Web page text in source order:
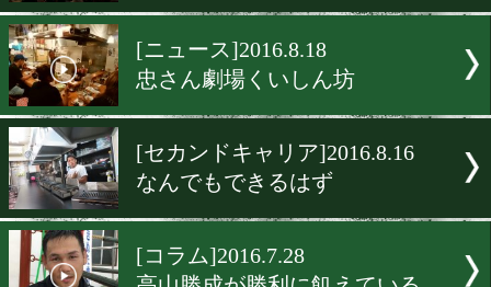
[ボクモバ投票]2016.9.6
気が早いけど大晦日のボク
グ祭り
[だいごのジム訪問
札幌魂を胸に秘めて